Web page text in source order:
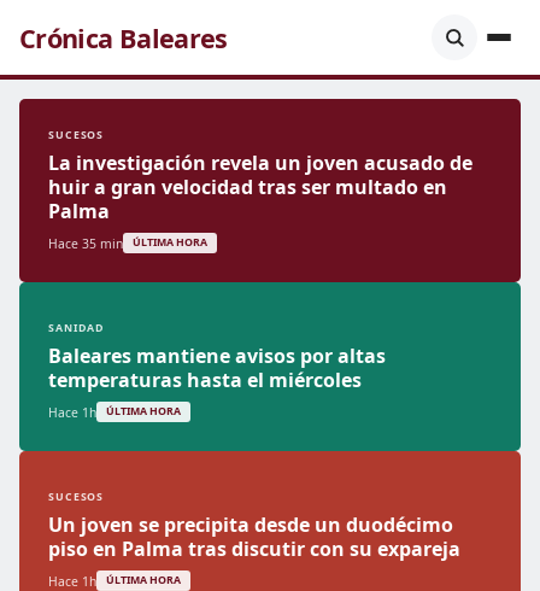
Crónica Baleares
SUCESOS
La investigación revela un joven acusado de
huir a gran velocidad tras ser multado en
Palma
Hace 35 min ÚLTIMA HORA
SANIDAD
Baleares mantiene avisos por altas
temperaturas hasta el miércoles
Hace 1h ÚLTIMA HORA
SUCESOS
Un joven se precipita desde un duodécimo
piso en Palma tras discutir con su expareja
Hace 1h ÚLTIMA HORA